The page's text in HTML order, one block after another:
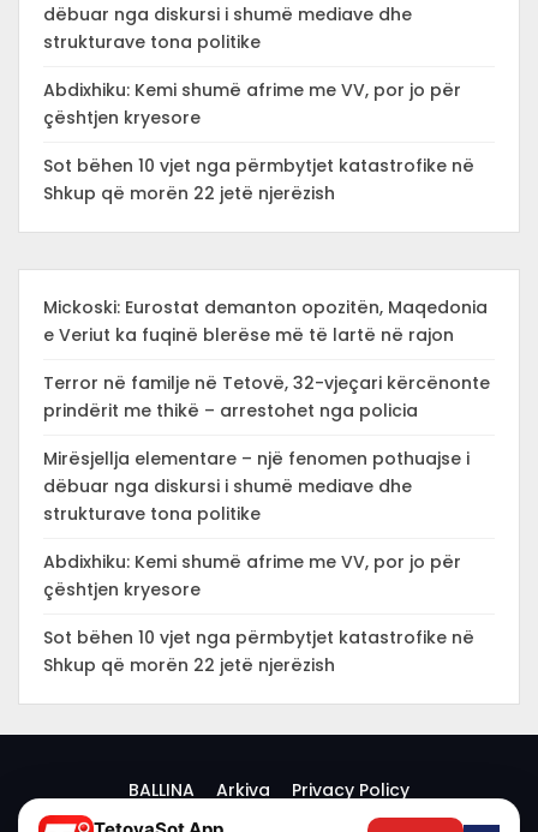
dëbuar nga diskursi i shumë mediave dhe
strukturave tona politike
Abdixhiku: Kemi shumë afrime me VV, por jo për
çështjen kryesore
Sot bëhen 10 vjet nga përmbytjet katastrofike në
Shkup që morën 22 jetë njerëzish
Mickoski: Eurostat demanton opozitën, Maqedonia
e Veriut ka fuqinë blerëse më të lartë në rajon
Terror në familje në Tetovë, 32-vjeçari kërcënonte
prindërit me thikë – arrestohet nga policia
Mirësjellja elementare – një fenomen pothuajse i
dëbuar nga diskursi i shumë mediave dhe
strukturave tona politike
Abdixhiku: Kemi shumë afrime me VV, por jo për
çështjen kryesore
Sot bëhen 10 vjet nga përmbytjet katastrofike në
Shkup që morën 22 jetë njerëzish
BALLINA Arkiva Privacy Policy